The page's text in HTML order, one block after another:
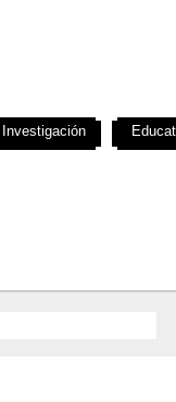
Investigación